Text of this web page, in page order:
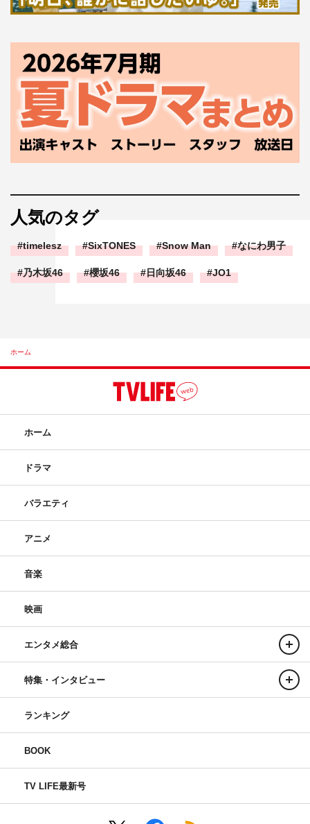
人気のタグ
timelesz SixTONES Snow Man なにわ男子
乃木坂46 櫻坂46 日向坂46 JO1
ホーム
ホーム
ドラマ
バラエティ
アニメ
音楽
映画
エンタメ総合
特集・インタビュー
ランキング
BOOK
TV LIFE最新号